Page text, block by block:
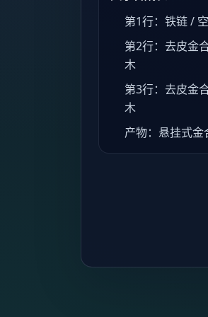
第1行：铁链 /
第2行：去皮金
木
第3行：去皮金
木
产物：悬挂式